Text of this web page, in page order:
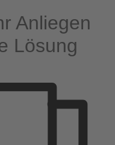
Anliegen
Lösung